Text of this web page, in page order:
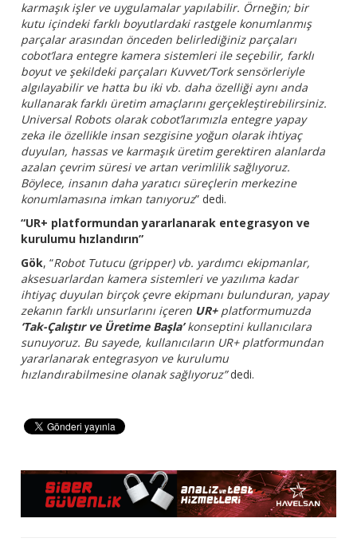
karmaşık işler ve uygulamalar yapılabilir. Örneğin; bir
kutu içindeki farklı boyutlardaki rastgele konumlanmış
parçalar arasından önceden belirlediğiniz parçaları
cobot’lara entegre kamera sistemleri ile seçebilir, farklı
boyut ve şekildeki parçaları Kuvvet/Tork sensörleriyle
algılayabilir ve hatta bu iki vb. daha özelliği aynı anda
kullanarak farklı üretim amaçlarını gerçekleştirebilirsiniz.
Universal Robots olarak cobot’larımızla entegre yapay
zeka ile özellikle insan sezgisine yoğun olarak ihtiyaç
duyulan, hassas ve karmaşık üretim gerektiren alanlarda
azalan çevrim süresi ve artan verimlilik sağlıyoruz.
Böylece, insanın daha yaratıcı süreçlerin merkezine
konumlamasına imkan tanıyoruz” dedi.
“UR+ platformundan yararlanarak entegrasyon ve
kurulumu hızlandırın”
Gök, “Robot Tutucu (gripper) vb. yardımcı ekipmanlar,
aksesuarlardan kamera sistemleri ve yazılıma kadar
ihtiyaç duyulan birçok çevre ekipmanı bulunduran, yapay
zekanın farklı unsurlarını içeren UR+platformumuzda
‘Tak-Çalıştır ve Üretime Başla’konseptini kullanıcılara
sunuyoruz. Bu sayede, kullanıcıların UR+ platformundan
yararlanarak entegrasyon ve kurulumu
hızlandırabilmesine olanak sağlıyoruz”dedi.